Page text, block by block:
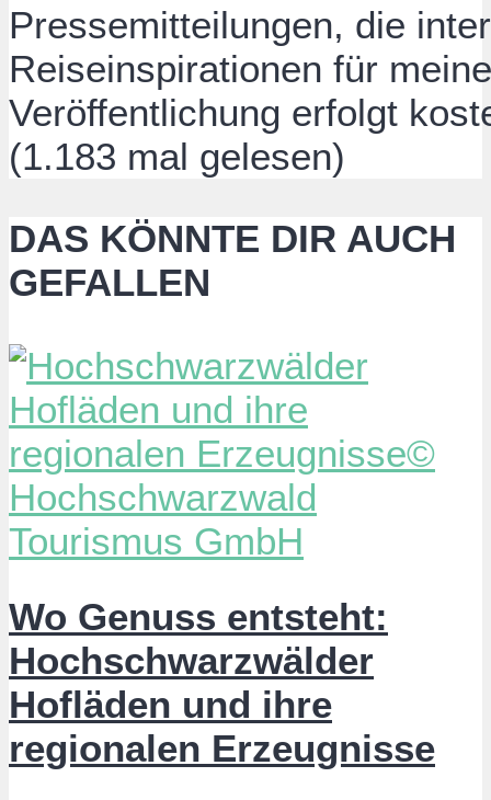
Pressemitteilungen, die
Reiseinspirationen für
Veröffentlichung erfolgt
(1.183 mal gelesen)
DAS KÖNNTE DIR AUCH
GEFALLEN
Wo Genuss entsteht:
Hochschwarzwälder
Hofläden und ihre
regionalen Erzeugnisse